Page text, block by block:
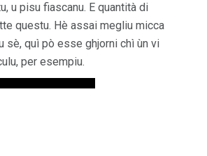
u pisu fiascanu. E quantità di
questu. Hè assai megliu micca
sè, quì pò esse ghjorni chì ùn vi
per esempiu.